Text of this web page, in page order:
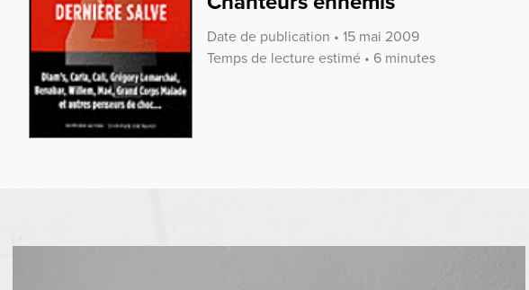
Date de publication • 15 mai 2009
Temps de lecture estimé • 6 minutes